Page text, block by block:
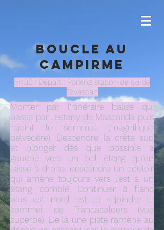
Boucle au
Campirme
5H30 : Départ : Parking station de ski de
Tavascan
Monter par l'itinéraire balisé qui
passe par l'estany de Mascarida puis
rejoint le sommet (magnifique
belvédère). Descendre la crête sud
et plonger dès que possible à
gauche vers un bel étang qu'on
laisse à droite. descendre un couloir
qui amène toujours vers l'est à un
étang comblé. Continuer à flanc
plus est nord est et rejoindre le
sommet de Trancacalders (vue
superbe). De là une piste ramène au